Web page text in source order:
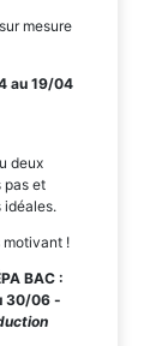
mesure
au 19/04
deux
pas et
idéales.
motivant !
BAC :
30/06 -